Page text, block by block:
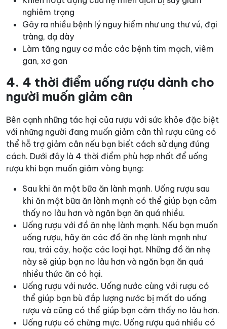
nghiêm trọng
Gây ra nhiều bệnh lý nguy hiểm như ung thư vú, đại
tràng, dạ dày
Làm tăng nguy cơ mắc các bệnh tim mạch, viêm
gan, xơ gan
4. 4 thời điểm uống rượu dành cho
người muốn giảm cân
Bên cạnh những tác hại của rượu với sức khỏe đặc biệt
với những người đang muốn giảm cân thì rượu cũng có
thể hỗ trợ giảm cân nếu bạn biết cách sử dụng đúng
cách. Dưới đây là 4 thời điểm phù hợp nhất để uống
rượu khi bạn muốn giảm vòng bụng:
Sau khi ăn một bữa ăn lành mạnh. Uống rượu sau
khi ăn một bữa ăn lành mạnh có thể giúp bạn cảm
thấy no lâu hơn và ngăn bạn ăn quá nhiều.
Uống rượu với đồ ăn nhẹ lành mạnh. Nếu bạn muốn
uống rượu, hãy ăn các đồ ăn nhẹ lành mạnh như
rau, trái cây, hoặc các loại hạt. Những đồ ăn nhẹ
này sẽ giúp bạn no lâu hơn và ngăn bạn ăn quá
nhiều thức ăn có hại.
Uống rượu với nước. Uống nước cùng với rượu có
thể giúp bạn bù đắp lượng nước bị mất do uống
rượu và cũng có thể giúp bạn cảm thấy no lâu hơn.
Uống rượu có chừng mực. Uống rượu quá nhiều có